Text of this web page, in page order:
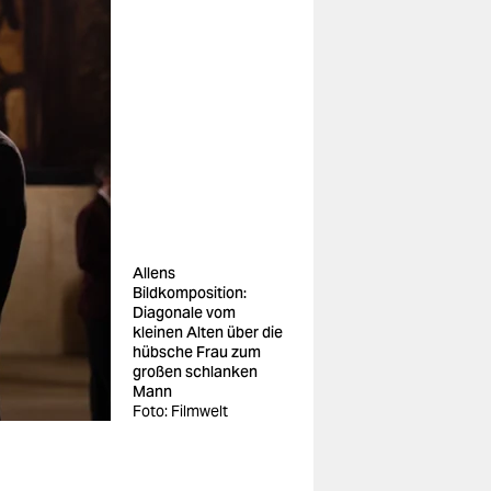
Allens
Bildkomposition:
Diagonale vom
kleinen Alten über die
hübsche Frau zum
großen schlanken
Mann
Foto: Filmwelt